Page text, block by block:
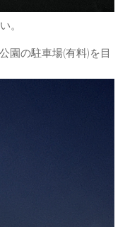
。
園の駐車場(有料)を目